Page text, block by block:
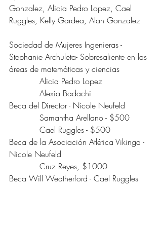
Gonzalez, Alicia Pedro Lopez, Cael
Ruggles, Kelly Gardea, Alan Gonzalez
Sociedad de Mujeres Ingenieras -
Stephanie Archuleta- Sobresaliente en las
áreas de matemáticas y ciencias
            Alicia Pedro Lopez
            Alexia Badachi
Beca del Director - Nicole Neufeld
            Samantha Arellano - $500
            Cael Ruggles - $500
Beca de la Asociación Atlética Vikinga -
Nicole Neufeld
            Cruz Reyes, $1000
Beca Will Weatherford - Cael Ruggles